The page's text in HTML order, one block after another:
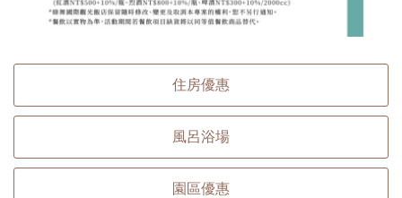
住房優惠
風呂浴場
園區優惠